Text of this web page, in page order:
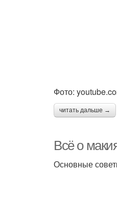
Фото:
читать дальше →
Всё о
Основные